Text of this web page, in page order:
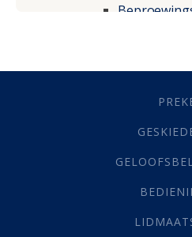
Geestelike
(21)
Grys Areas
Lewensdoel
Werk(22)